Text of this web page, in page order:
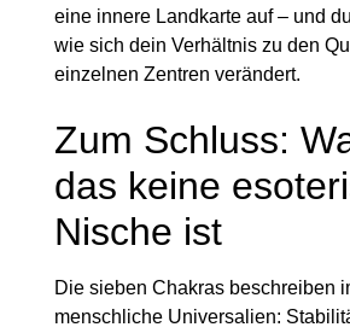
eine innere Landkarte auf – und
wie sich dein Verhältnis zu den
einzelnen Zentren verändert.
Zum Schluss:
das keine
Nische ist
Die sieben Chakras beschreiben
menschliche Universalien: